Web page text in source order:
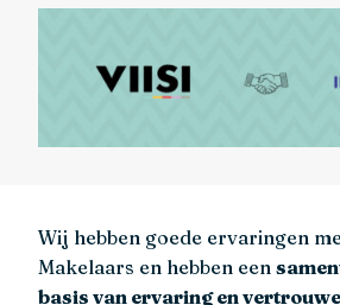
Wij hebben goede ervaringen
Makelaars en hebben een
basis van ervaring en